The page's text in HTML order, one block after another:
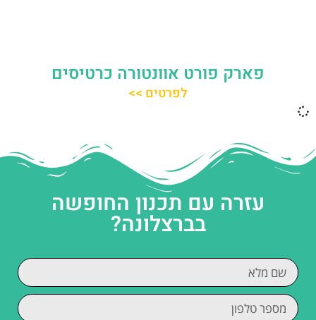
פארק פורט אוונטורה כרטיסים
לפרטים >>
עזרה עם תכנון החופשה
בברצלונה?